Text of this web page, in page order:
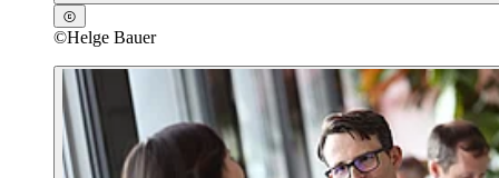
©Helge Bauer